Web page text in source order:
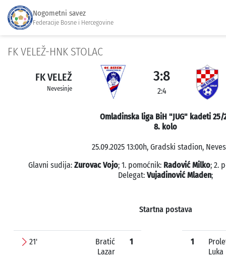
Nogometni savez
Federacije Bosne i Hercegovine
FK VELEŽ-HNK STOLAC
FK VELEŽ
Nevesinje
3:8
2:4
Omladinska liga BiH "JUG" kadeti 25/
8. kolo
25.09.2025 13:00h, Gradski stadion,
Glavni sudija: Zurovac Vojo; 1. pomoćnik: Radović Milko; 2.
Delegat: Vujadinović Mladen;
Startna postava
21'
Bratić
Lazar
1 1
Luka